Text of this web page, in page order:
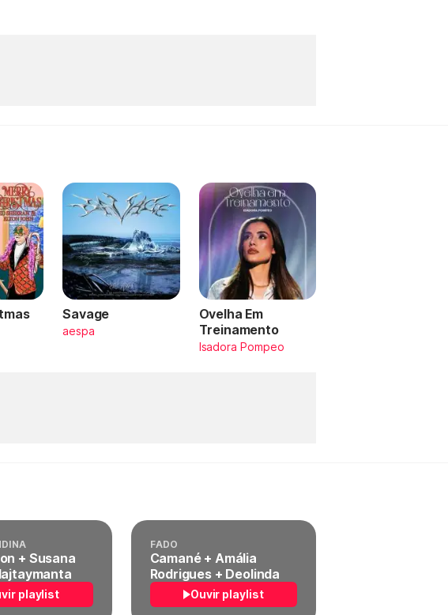
Savage
aespa
Ovelha Em
Treinamento
Isadora Pompeo
+ Susana
playlist
FADO
Camané + Amália
Rodrigues + Deolinda
Ouvir playlist